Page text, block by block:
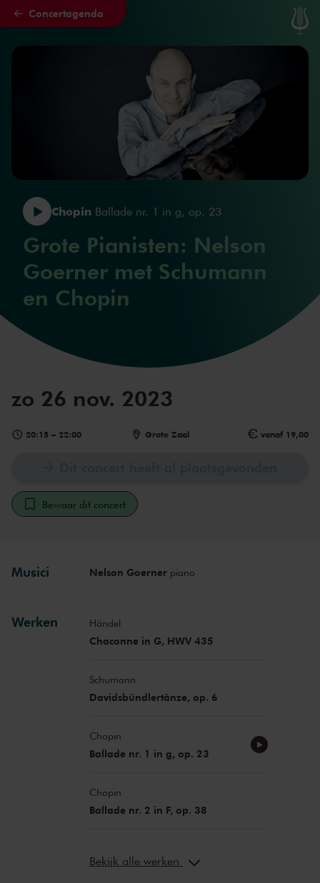
Naar hoofdcontent
Concertagenda
Chopin Ballade nr. 1 in g, op. 23
Grote Pianisten: Nelson
Goerner met Schumann
en Chopin
zo 26 nov. 2023
20:15 – 22:00 Grote Zaal vanaf 19,00
Bewaar dit concert
Musici Nelson Goernerpiano
Werken Händel
Chaconne in G, HWV 435
Schumann
Davidsbündlertänze, op. 6
Chopin
Ballade nr. 1 in g, op. 23
Chopin
Ballade nr. 2 in F, op. 38
Bekijk alle werken